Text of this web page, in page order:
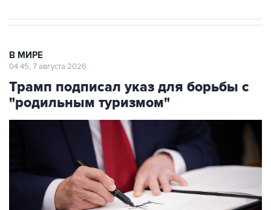
Трамп подписал указ для борьбы с
"родильным туризмом"